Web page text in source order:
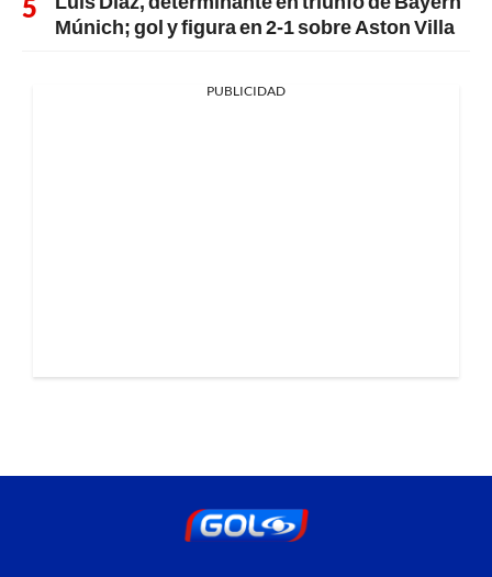
Múnich; gol y figura en 2-1 sobre Aston Villa
PUBLICIDAD